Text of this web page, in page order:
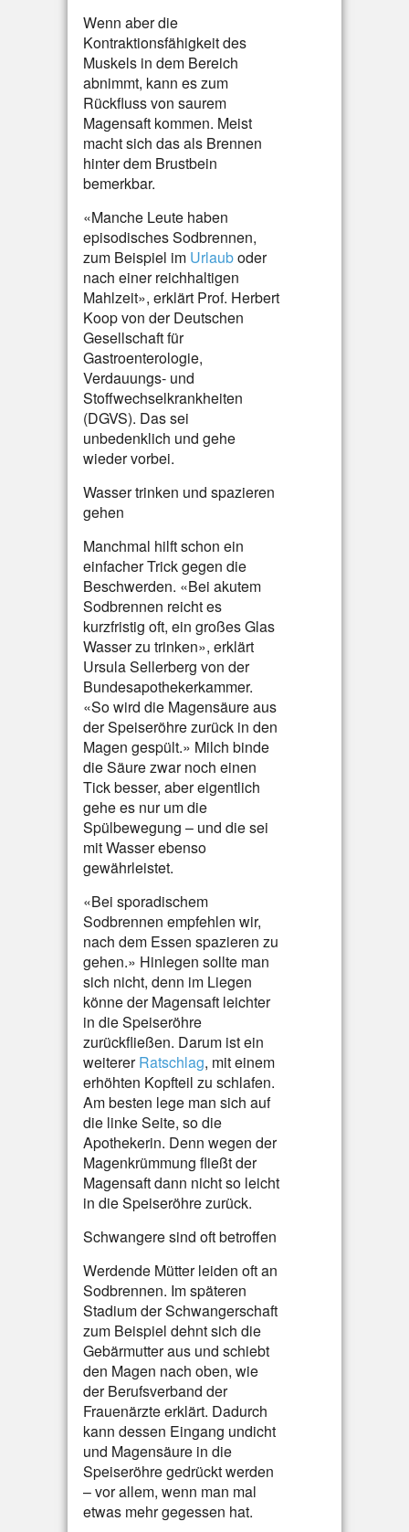
Wenn aber die
Kontraktionsfähigkeit des
Muskels in dem Bereich
abnimmt, kann es zum
Rückfluss von saurem
Magensaft kommen. Meist
macht sich das als Brennen
hinter dem Brustbein
bemerkbar.
«Manche Leute haben
episodisches Sodbrennen,
zum Beispiel im Urlauboder
nach einer reichhaltigen
Mahlzeit», erklärt Prof. Herbert
Koop von der Deutschen
Gesellschaft für
Gastroenterologie,
Verdauungs- und
Stoffwechselkrankheiten
(DGVS). Das sei
unbedenklich und gehe
wieder vorbei.
Wasser trinken und spazieren
gehen
Manchmal hilft schon ein
einfacher Trick gegen die
Beschwerden. «Bei akutem
Sodbrennen reicht es
kurzfristig oft, ein großes Glas
Wasser zu trinken», erklärt
Ursula Sellerberg von der
Bundesapothekerkammer.
«So wird die Magensäure aus
der Speiseröhre zurück in den
Magen gespült.» Milch binde
die Säure zwar noch einen
Tick besser, aber eigentlich
gehe es nur um die
Spülbewegung – und die sei
mit Wasser ebenso
gewährleistet.
«Bei sporadischem
Sodbrennen empfehlen wir,
nach dem Essen spazieren zu
gehen.» Hinlegen sollte man
sich nicht, denn im Liegen
könne der Magensaft leichter
in die Speiseröhre
zurückfließen. Darum ist ein
weitererRatschlag, mit einem
erhöhten Kopfteil zu schlafen.
Am besten lege man sich auf
die linke Seite, so die
Apothekerin. Denn wegen der
Magenkrümmung fließt der
Magensaft dann nicht so leicht
in die Speiseröhre zurück.
Schwangere sind oft betroffen
Werdende Mütter leiden oft an
Sodbrennen. Im späteren
Stadium der Schwangerschaft
zum Beispiel dehnt sich die
Gebärmutter aus und schiebt
den Magen nach oben, wie
der Berufsverband der
Frauenärzte erklärt. Dadurch
kann dessen Eingang undicht
und Magensäure in die
Speiseröhre gedrückt werden
– vor allem, wenn man mal
etwas mehr gegessen hat.